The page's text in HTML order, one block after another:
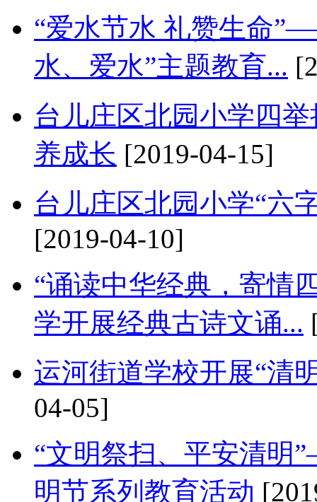
“爱水节水 礼赞生命
水、爱水”主题教育...
台儿庄区北园小学四
养成长 [2019-04-15]
台儿庄区北园小学“六
[2019-04-10]
“诵读中华经典，寄
学开展经典古诗文诵...
运河街道学校开展“清
04-05]
“文明祭扫、平安清
明节系列教育活动